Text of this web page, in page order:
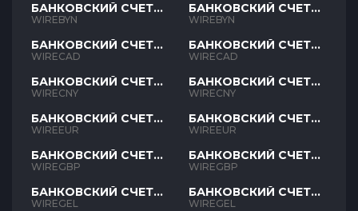
БАНКОВСКИЙ СЧЕТ
BYN
WIREBYN
БАНКОВСКИЙ СЧЕТ
CAD
WIRECAD
БАНКОВСКИЙ СЧЕТ
CNY
WIRECNY
БАНКОВСКИЙ СЧЕТ
EUR
WIREEUR
БАНКОВСКИЙ СЧЕТ
GBP
WIREGBP
БАНКОВСКИЙ СЧЕТ
GEL
WIREGEL
БАНКОВСКИЙ СЧЕТ
BYN
WIREBYN
БАНКОВСКИЙ СЧЕТ
CAD
WIRECAD
БАНКОВСКИЙ СЧЕТ
CNY
WIRECNY
БАНКОВСКИЙ СЧЕТ
EUR
WIREEUR
БАНКОВСКИЙ СЧЕТ
GBP
WIREGBP
БАНКОВСКИЙ СЧЕТ
GEL
WIREGEL